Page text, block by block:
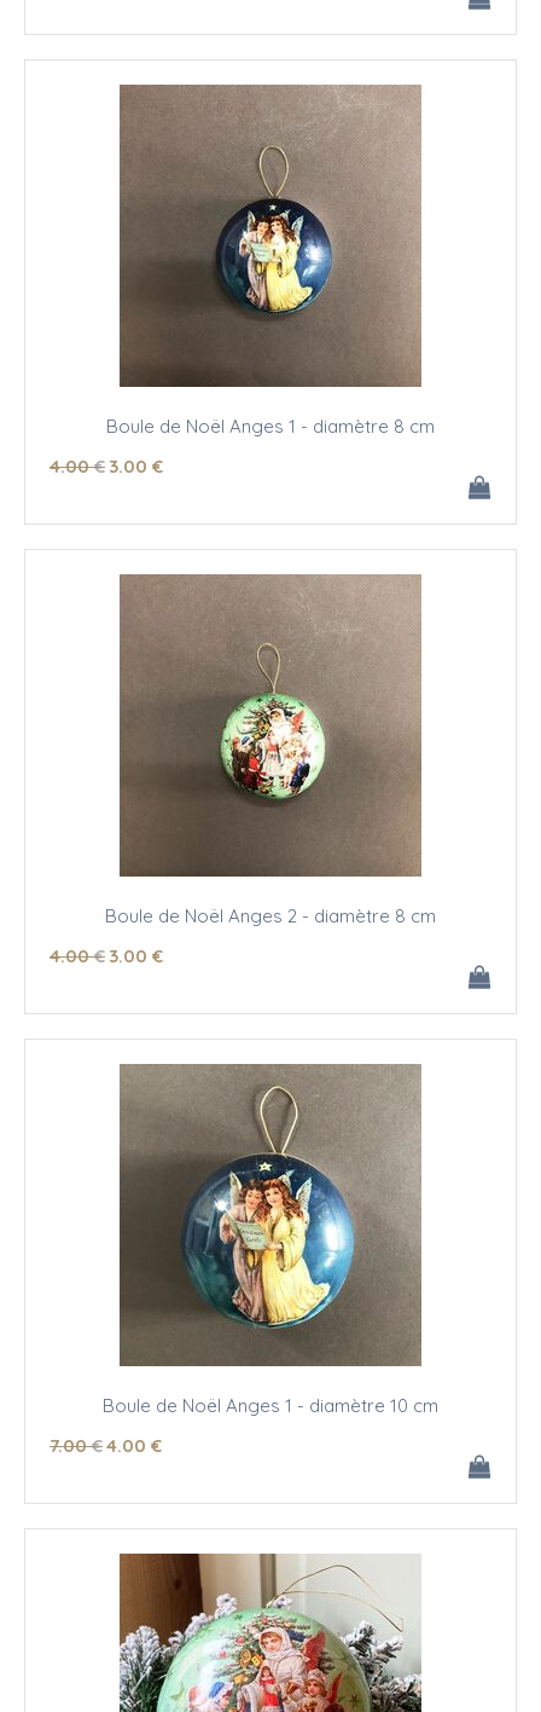
Boule de Noël Anges 1 - diamètre 8 cm
4.00 € 3.00 €
Boule de Noël Anges 2 - diamètre 8 cm
4.00 € 3.00 €
Boule de Noël Anges 1 - diamètre 10 cm
7.00 €4.00 €